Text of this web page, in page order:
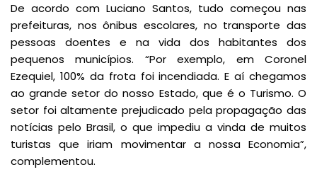
De acordo com Luciano Santos, tudo começou nas
prefeituras, nos ônibus escolares, no transporte das
pessoas doentes e na vida dos habitantes dos
pequenos municípios. “Por exemplo, em Coronel
Ezequiel, 100% da frota foi incendiada. E aí chegamos
ao grande setor do nosso Estado, que é o Turismo. O
setor foi altamente prejudicado pela propagação das
notícias pelo Brasil, o que impediu a vinda de muitos
turistas que iriam movimentar a nossa Economia”,
complementou.